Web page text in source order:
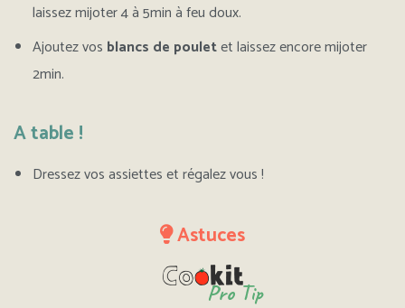
laissez mijoter 4 à 5min à feu doux.
Ajoutez vos blancs de pouletet laissez encore mijoter
2min.
A table !
Dressez vos assiettes et régalez vous !
Astuces
Pro Tip